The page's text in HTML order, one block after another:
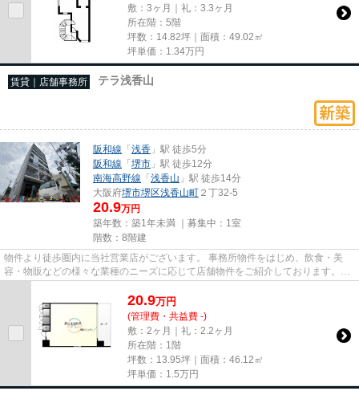
敷：3ヶ月｜礼：3.3ヶ月
所在階：5階
坪数：14.82坪｜面積：49.02㎡
坪単価： 1.34万円
賃貸｜店舗事務所 テラ浅香山
阪和線 「浅香 」駅 徒歩5分
阪和線 「堺市 」駅 徒歩12分
南海高野線 「浅香山 」駅 徒歩14分
大阪府堺市堺区浅香山町 ２丁32-5
20.9万円
築年数：築1年未満 ｜募集中： 1室
階数：8階建
物件より徒歩圏内に当社営業店がございます。 事務所物件をはじめ、飲食・美
容・物販などの様々な業種のニーズに応じて店舗物件をご紹介しております。
尚、弊社ではおとり広告は一切...
20.9万円
(管理費・共益費 -)
敷：2ヶ月｜礼：2.2ヶ月
所在階：1階
坪数：13.95坪｜面積：46.12㎡
坪単価： 1.5万円